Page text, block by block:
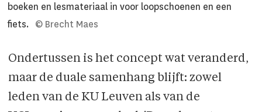
boeken en lesmateriaal in voor loopschoenen en een
fiets. © Brecht Maes
Ondertussen is het concept wat veranderd,
maar de duale samenhang blijft: zowel
leden van de KU Leuven als van de